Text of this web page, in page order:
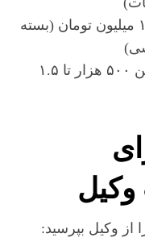
از ۱۵ تا ۱۰۰ میلیون تومان (بسته
معمولاً بین ۵۰۰ هزار تا ۱.۵
وکیل
از وکیل بپرسید: